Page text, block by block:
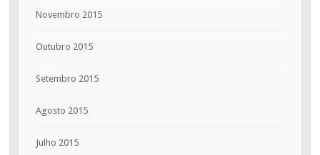
Novembro 2015
Outubro 2015
Setembro 2015
Agosto 2015
Julho 2015